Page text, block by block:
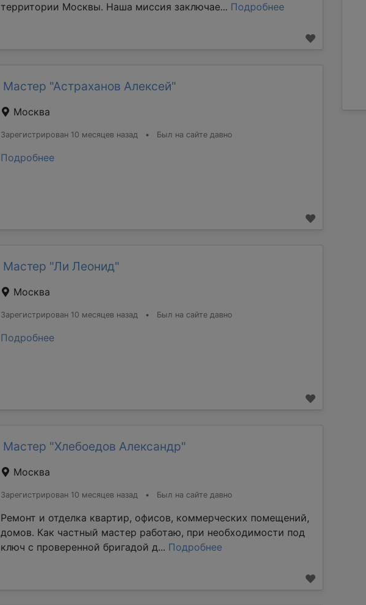
территории Москвы. Наша миссия заключае... Подробнее
Мастер "Астраханов Алексей"
Москва
Зарегистрирован 10 месяцев назад • Был на сайте давно
Подробнее
Мастер "Ли Леонид"
Москва
Зарегистрирован 10 месяцев назад • Был на сайте давно
Подробнее
Мастер "Хлебоедов Александр"
Москва
Зарегистрирован 10 месяцев назад • Был на сайте давно
Ремонт и отделка квартир, офисов, коммерческих помещений,
домов. Как частный мастер работаю, при необходимости под
ключ с проверенной бригадой д... Подробнее